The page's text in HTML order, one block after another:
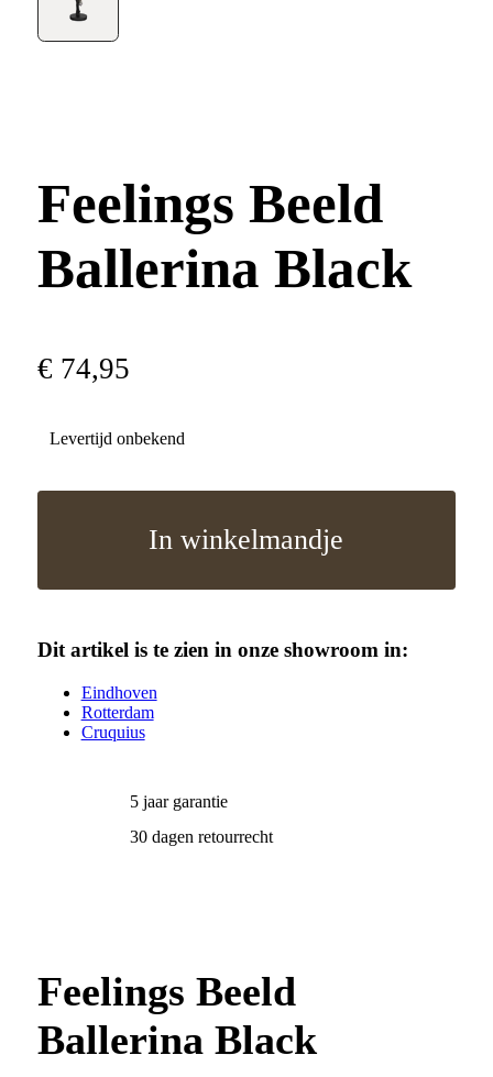
Feelings Beeld
Ballerina Black
€ 74,95
Levertijd onbekend
In winkelmandje
Dit artikel is te zien in onze showroom in:
Eindhoven
Rotterdam
Cruquius
5 jaar garantie
30 dagen retourrecht
Feelings Beeld
Ballerina Black